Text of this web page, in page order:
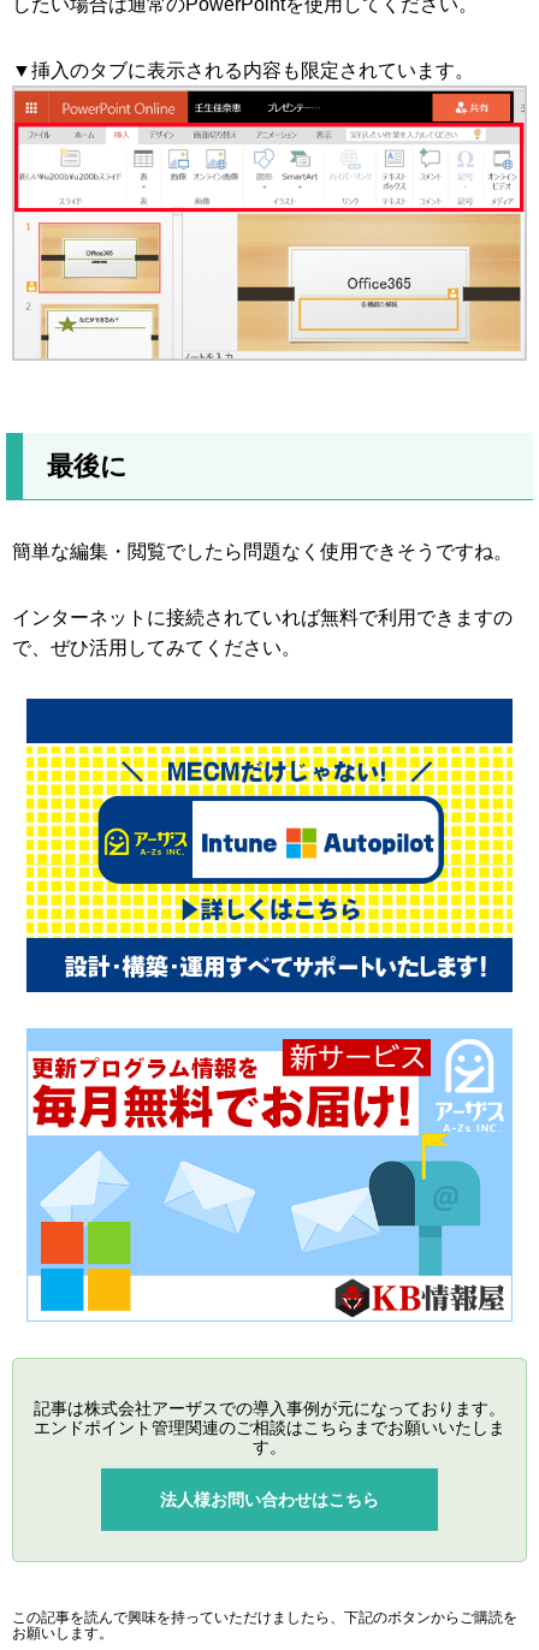
▼挿入のタブに表示される内容も限定されています。
最後に
簡単な編集・閲覧でしたら問題なく使用できそうですね。
インターネットに接続されていれば無料で利用できますの
で、ぜひ活用してみてください。
記事は株式会社アーザスでの導入事例が元になっております。
エンドポイント管理関連のご相談はこちらまでお願いいたしま
す。
法人様お問い合わせはこちら
この記事を読んで興味を持っていただけましたら、下記のボタンからご購読を
お願いします。